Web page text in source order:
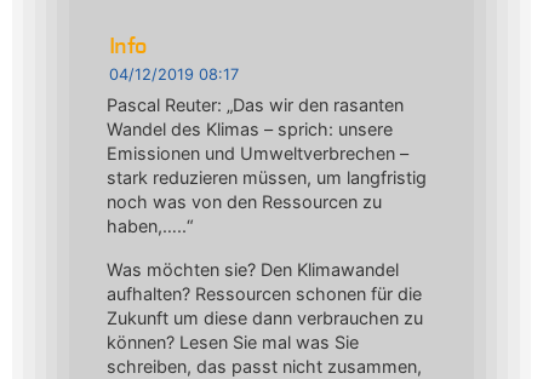
Info
04/12/2019 08:17
Pascal Reuter: „Das wir den rasanten
Wandel des Klimas – sprich: unsere
Emissionen und Umweltverbrechen –
stark reduzieren müssen, um langfristig
noch was von den Ressourcen zu
haben,…..“
Was möchten sie? Den Klimawandel
aufhalten? Ressourcen schonen für die
Zukunft um diese dann verbrauchen zu
können? Lesen Sie mal was Sie
schreiben, das passt nicht zusammen,